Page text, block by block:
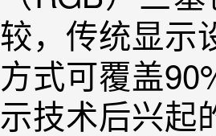
较，传统显示
方式可覆盖
示技术后兴起